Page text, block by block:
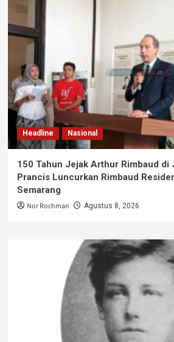
Headline Nasional
150 Tahun Jejak Arthur Rimbaud di
Prancis Luncurkan Rimbaud
Semarang
Nor Rochman Agustus 8, 2026